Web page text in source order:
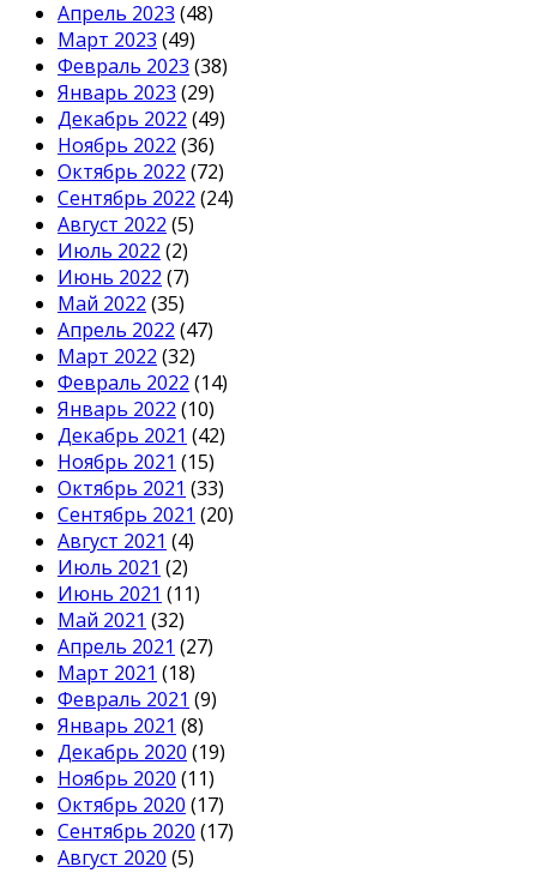
Апрель 2023 (48)
Март 2023 (49)
Февраль 2023 (38)
Январь 2023 (29)
Декабрь 2022 (49)
Ноябрь 2022 (36)
Октябрь 2022 (72)
Сентябрь 2022 (24)
Август 2022 (5)
Июль 2022 (2)
Июнь 2022 (7)
Май 2022 (35)
Апрель 2022 (47)
Март 2022 (32)
Февраль 2022 (14)
Январь 2022 (10)
Декабрь 2021 (42)
Ноябрь 2021 (15)
Октябрь 2021 (33)
Сентябрь 2021 (20)
Август 2021 (4)
Июль 2021 (2)
Июнь 2021 (11)
Май 2021 (32)
Апрель 2021 (27)
Март 2021 (18)
Февраль 2021 (9)
Январь 2021 (8)
Декабрь 2020 (19)
Ноябрь 2020 (11)
Октябрь 2020 (17)
Сентябрь 2020 (17)
Август 2020 (5)